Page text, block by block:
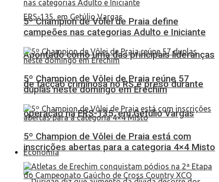
Apontado como uma das principais lideranças
de facção criminosa no RS é preso durante
operação na ERS-135, em Getúlio Vargas
Economia
5º Champion de Vôlei de Praia define
campeões nas categorias Adulto e Iniciante
5º Champion de Vôlei de Praia reúne 57
duplas neste domingo em Erechim
5º Champion de Vôlei de Praia está com
inscrições abertas para a categoria 4×4 Misto